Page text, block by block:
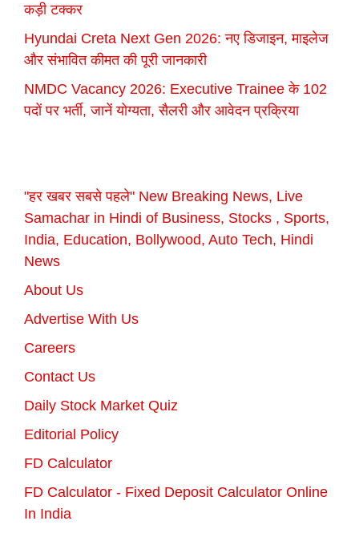
कड़ी टक्कर
Hyundai Creta Next Gen 2026: नए डिजाइन, माइलेज
और संभावित कीमत की पूरी जानकारी
NMDC Vacancy 2026: Executive Trainee के 102
पदों पर भर्ती, जानें योग्यता, सैलरी और आवेदन प्रक्रिया
"हर खबर सबसे पहले" New Breaking News, Live
Samachar in Hindi of Business, Stocks , Sports,
India, Education, Bollywood, Auto Tech, Hindi
News
About Us
Advertise With Us
Careers
Contact Us
Daily Stock Market Quiz
Editorial Policy
FD Calculator
FD Calculator - Fixed Deposit Calculator Online
In India